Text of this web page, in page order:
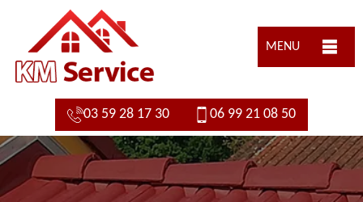
MENU
03 59 28 17 30 06 99 21 08 50